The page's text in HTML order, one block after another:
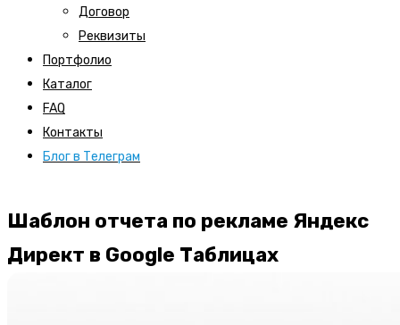
Договор
Реквизиты
Портфолио
Каталог
FAQ
Контакты
Блог в Телеграм
Шаблон отчета по рекламе Яндекс
Директ в Google Таблицах